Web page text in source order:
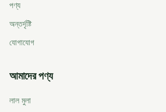
পণ্য
অন্তর্দৃষ্টি
যোগাযোগ
আমাদের পণ্য
লাল মুলা